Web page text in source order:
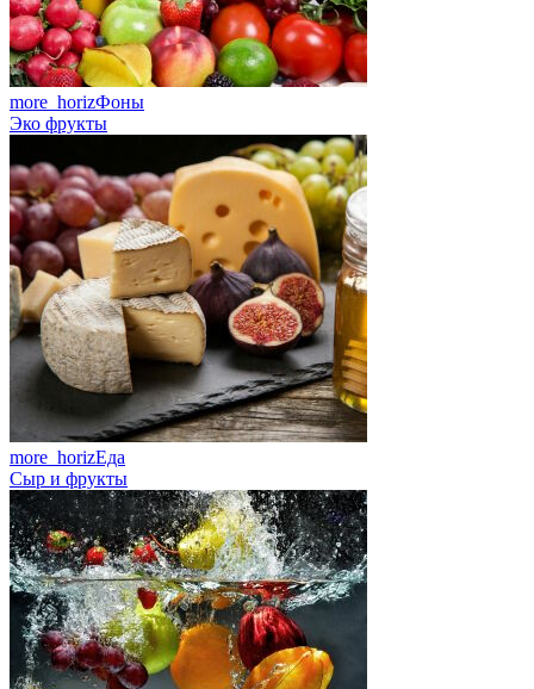
more_horizФоны
Эко фрукты
more_horizЕда
Сыр и фрукты